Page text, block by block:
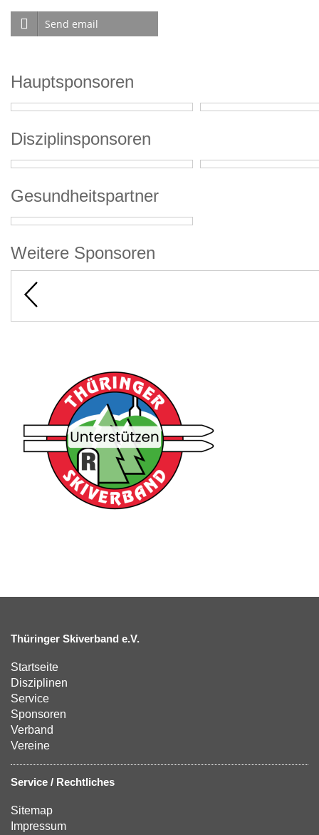
Send email
Hauptsponsoren
Disziplinsponsoren
Gesundheitspartner
Weitere Sponsoren
Thüringer Skiverband e.V.
Startseite
Disziplinen
Service
Sponsoren
Verband
Vereine
Service / Rechtliches
Sitemap
Impressum